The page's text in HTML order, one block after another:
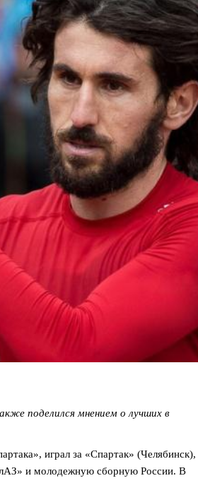
поделился мнением о лучших в
играл за «Спартак» (Челябинск),
и молодежную сборную России. В